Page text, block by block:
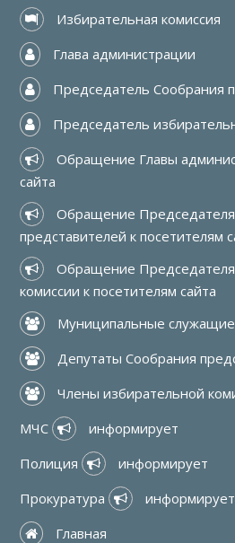
Избирательная комиссия
Глава администрации
Председатель Сообрания
Председатель
Обращение Главы
сайта
Обращение
представителей к посетителям
Обращение
комиссии к посетителям сайта
Муниципальные
Депутаты Сообрания
Члены избирательной
МЧС
информирует
Полиция
информирует
Прокуратура
информирует
Главная